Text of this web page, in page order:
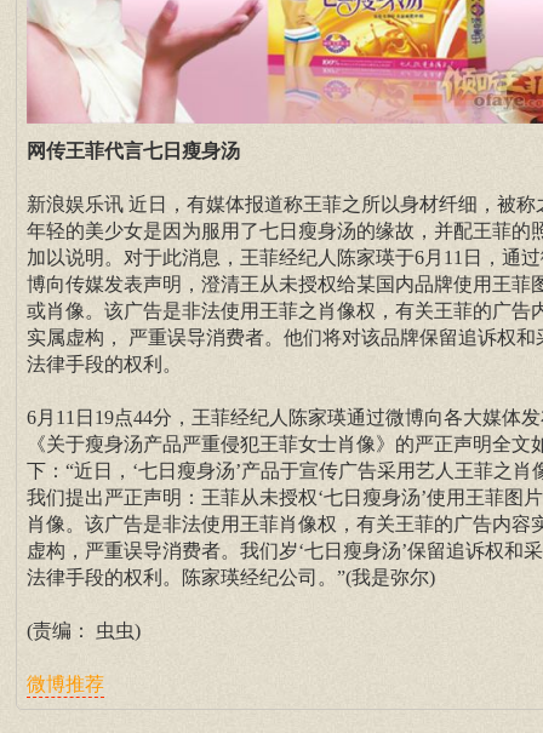
网传王菲代言七日瘦身汤
新浪娱乐讯 近日，有媒体报道称王菲之所以身材纤细，被称
年轻的美少女是因为服用了七日瘦身汤的缘故，并配王菲的
加以说明。对于此消息，王菲经纪人陈家瑛于6月11日，通
博向传媒发表声明，澄清王从未授权给某国内品牌使用王菲
或肖像。该广告是非法使用王菲之肖像权，有关王菲的广告
实属虚构， 严重误导消费者。他们将对该品牌保留追诉权和
法律手段的权利。
6月11日19点44分，王菲经纪人陈家瑛通过微博向各大媒体
《关于瘦身汤产品严重侵犯王菲女士肖像》的严正声明全文
下：“近日，‘七日瘦身汤’产品于宣传广告采用艺人王菲之肖
我们提出严正声明：王菲从未授权‘七日瘦身汤’使用王菲图
肖像。该广告是非法使用王菲肖像权，有关王菲的广告内容
虚构，严重误导消费者。我们岁‘七日瘦身汤’保留追诉权和
法律手段的权利。陈家瑛经纪公司。”(我是弥尔)
(责编： 虫虫)
微博推荐